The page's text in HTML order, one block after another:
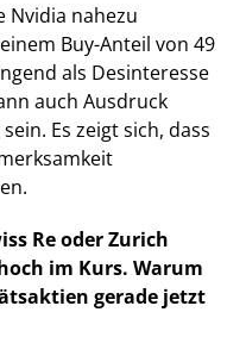
Nvidia nahezu
Buy-Anteil von 49
als Desinteresse
auch Ausdruck
Es zeigt sich, dass
Re oder Zurich
im Kurs. Warum
gerade jetzt